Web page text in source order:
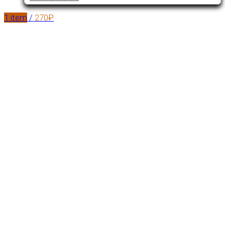
1 item / 270₽